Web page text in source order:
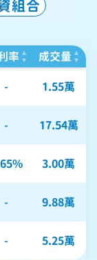
組合